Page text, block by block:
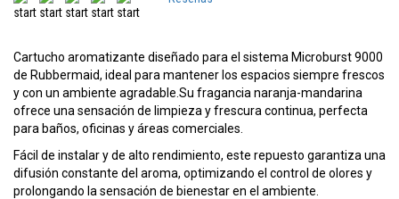
Cartucho aromatizante diseñado para el sistema Microburst 9000
de Rubbermaid, ideal para mantener los espacios siempre frescos
y con un ambiente agradable.Su fragancia naranja-mandarina
ofrece una sensación de limpieza y frescura continua, perfecta
para baños, oficinas y áreas comerciales.
Fácil de instalar y de alto rendimiento, este repuesto garantiza una
difusión constante del aroma, optimizando el control de olores y
prolongando la sensación de bienestar en el ambiente.